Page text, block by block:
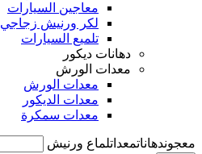
معاجين السيارات
لكر ورنيش زجاجي
تلميع السيارات
دهانات ديكور
معدات الورش
معدات الورش
معدات الديكور
معدات سمكرة
معجوندهاناتمعداتلماع ورنيش